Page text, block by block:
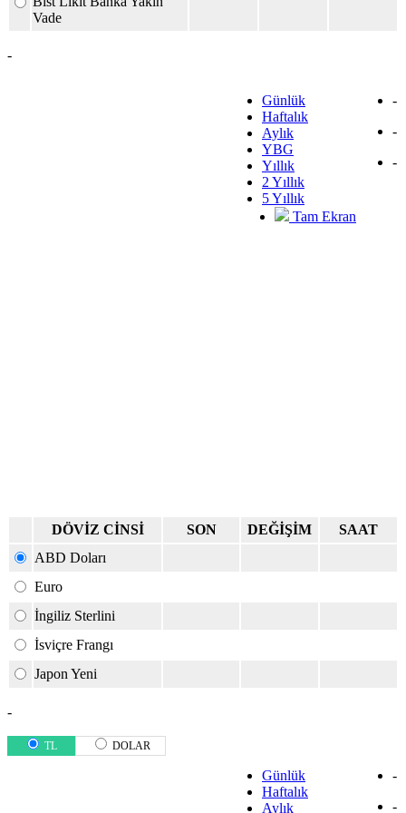
Vade
-
-
-
-
Günlük
Haftalık
Aylık
YBG
Yıllık
2 Yıllık
5 Yıllık
Tam Ekran
DÖVİZ CİNSİ SON DEĞİŞİM
SAAT
ABD Doları
Euro
İngiliz Sterlini
İsviçre Frangı
Japon Yeni
-
TL DOLAR
-
-
Günlük
Haftalık
Aylık